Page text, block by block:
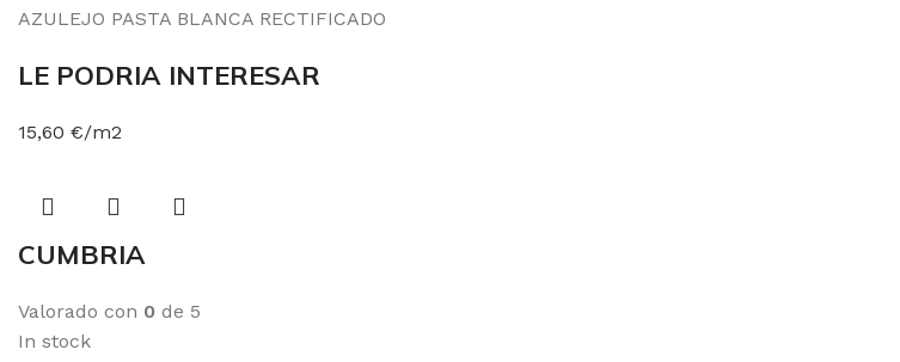
AZULEJO PASTA BLANCA RECTIFICADO
LE PODRIA INTERESAR
15,60 €/m2
CUMBRIA
Valorado con 0 de 5
In stock